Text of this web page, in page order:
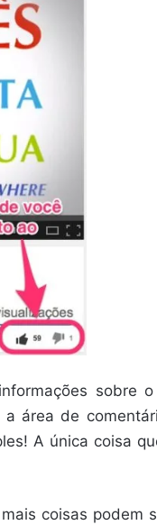
sobre
área de
A única coisa
coisas podem